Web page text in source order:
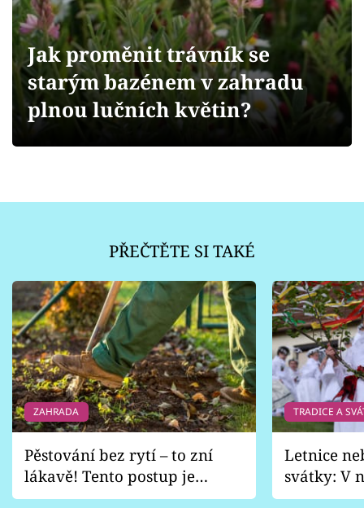
Přihlášení
Sledujte nás
Jak proměnit trávník se
starým bazénem v zahradu
plnou lučních květin?
PŘEČTĚTE SI TAKÉ
ZAHRADA
Pěstování bez rytí – to zní
lákavě! Tento postup je
vhodný jen pro některé
TRADICE A
Letnice
svátky: V
pondělí